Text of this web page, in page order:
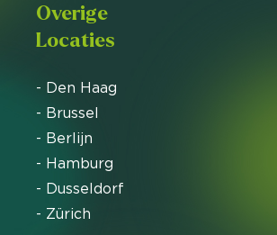
Overige
Locaties
- Den Haag
- Brussel
- Berlijn
- Hamburg
- Dusseldorf
- Zürich